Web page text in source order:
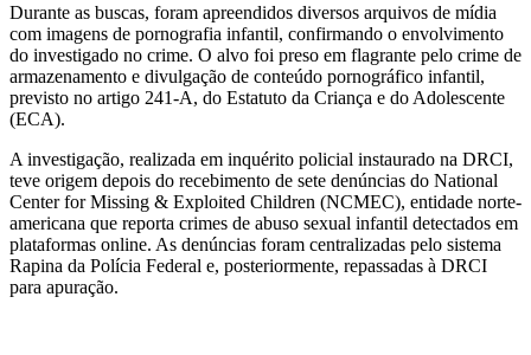
Durante as buscas, foram apreendidos diversos arquivos de mídia
com imagens de pornografia infantil, confirmando o envolvimento
do investigado no crime. O alvo foi preso em flagrante pelo crime de
armazenamento e divulgação de conteúdo pornográfico infantil,
previsto no artigo 241-A, do Estatuto da Criança e do Adolescente
(ECA).
A investigação, realizada em inquérito policial instaurado na DRCI,
teve origem depois do recebimento de sete denúncias do National
Center for Missing & Exploited Children (NCMEC), entidade norte-
americana que reporta crimes de abuso sexual infantil detectados em
plataformas online. As denúncias foram centralizadas pelo sistema
Rapina da Polícia Federal e, posteriormente, repassadas à DRCI
para apuração.